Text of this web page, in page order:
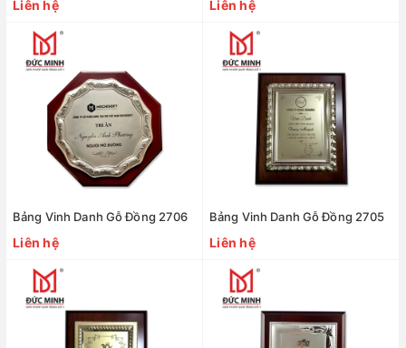
Liên hệ Liên hệ
Bảng Vinh Danh Gỗ Đồng 2706
Liên hệ
Bảng Vinh Danh Gỗ Đồng 2705
Liên hệ